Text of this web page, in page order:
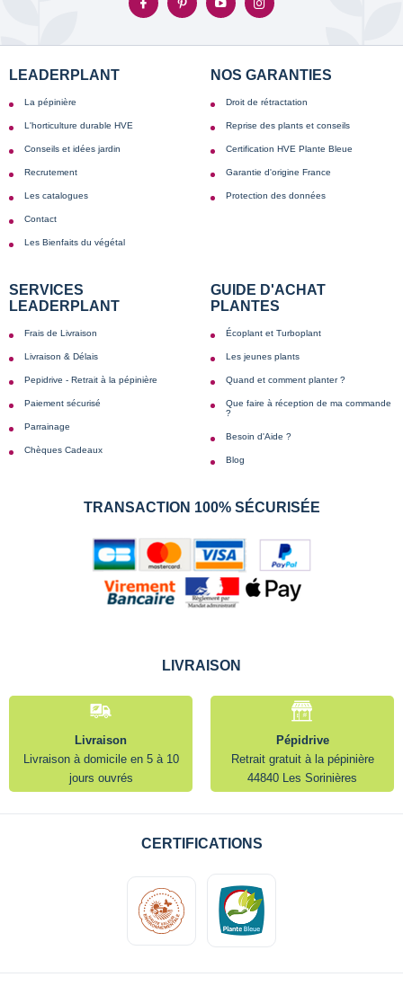
LEADERPLANT
La pépinière
L'horticulture durable HVE
Conseils et idées jardin
Recrutement
Les catalogues
Contact
Les Bienfaits du végétal
NOS GARANTIES
Droit de rétractation
Reprise des plants et conseils
Certification HVE Plante Bleue
Garantie d'origine France
Protection des données
SERVICES
LEADERPLANT
Frais de Livraison
Livraison & Délais
Pepidrive - Retrait à la pépinière
Paiement sécurisé
Parrainage
Chèques Cadeaux
GUIDE D'ACHAT
PLANTES
Écoplant et Turboplant
Les jeunes plants
Quand et comment planter ?
Que faire à réception de ma commande
?
Besoin d'Aide ?
Blog
TRANSACTION 100% SÉCURISÉE
LIVRAISON
Livraison
Livraison à domicile en 5 à 10
jours ouvrés
Pépidrive
Retrait gratuit à la pépinière
44840 Les Sorinières
CERTIFICATIONS